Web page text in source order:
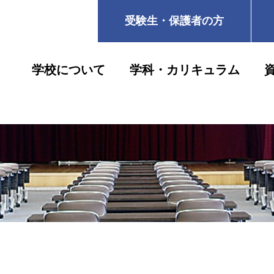
学校について 学科・カリキュラム
受験生・保護者の方